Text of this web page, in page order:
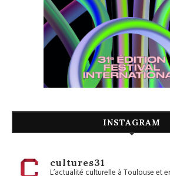
INSTAGRAM
cultures31
L’actualité culturelle à Toulouse et